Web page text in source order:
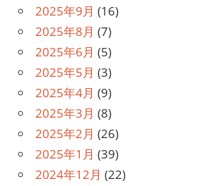
2025年9月 (16)
2025年8月 (7)
2025年6月 (5)
2025年5月 (3)
2025年4月 (9)
2025年3月 (8)
2025年2月 (26)
2025年1月 (39)
2024年12月 (22)